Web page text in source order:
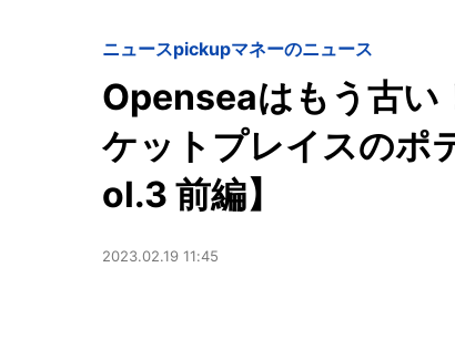
ニュースpickupマネーのニュース
Openseaはもう古い
ケットプレイスのポ
ol.3 前編】
2023.02.19 11:45